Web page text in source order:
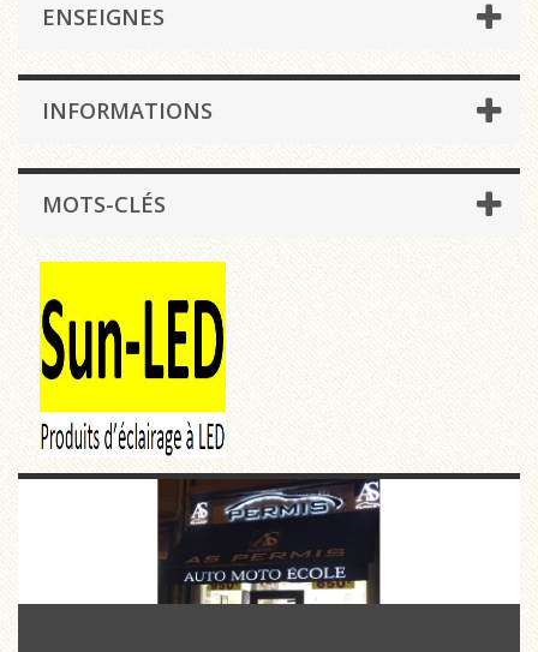
ENSEIGNES
INFORMATIONS
MOTS-CLÉS